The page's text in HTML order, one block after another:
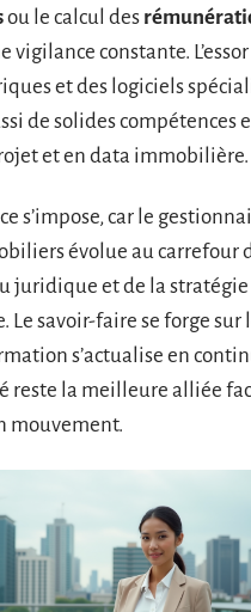
ou le calcul des
vigilance constante.
et des logiciels
de solides compétences
et en data immobilière.
s’impose, car le
évolue au carrefour
juridique et de la stratégie
Le savoir-faire se forge sur
s’actualise en
reste la meilleure alliée
mouvement.